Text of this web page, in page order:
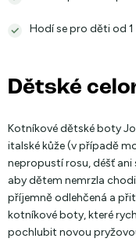
Hodí se pro děti od
Dětské
Kotníkové dětské boty
italské kůže (v případě
nepropustí rosu, déšť
aby dětem nemrzla
příjemně odlehčená a
kotníkové boty, které
pochlubit novou